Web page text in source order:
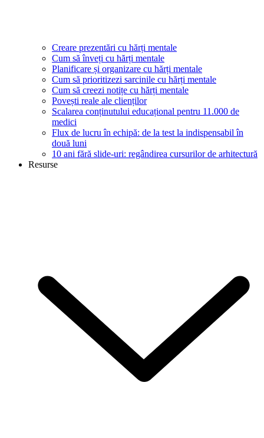
Creare prezentări cu hărți mentale
Cum să înveți cu hărți mentale
Planificare și organizare cu hărți mentale
Cum să prioritizezi sarcinile cu hărți mentale
Cum să creezi notițe cu hărți mentale
Povești reale ale clienților
Scalarea conținutului educațional pentru 11.000 de
medici
Flux de lucru în echipă: de la test la indispensabil în
două luni
10 ani fără slide-uri: regândirea cursurilor de arhitectură
Resurse